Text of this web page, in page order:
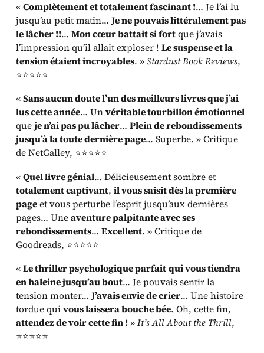
«Complètement et totalement fascinant !… Je l’ai lu
jusqu’au petit matin…Je ne pouvais littéralement pas
le lâcher !!…Mon cœur battait si fortque j’avais
l’impression qu’il allait exploser !Le suspense et la
tension étaient incroyables. »Stardust Book Reviews,
⭐⭐⭐⭐⭐
«Sans aucun doute l’un des meilleurs livres que j’ai
lus cette année… Unvéritable tourbillon émotionnel
queje n’ai pas pu lâcher…Plein de rebondissements
jusqu’à la toute dernière page… Superbe. » Critique
de NetGalley, ⭐⭐⭐⭐⭐
«Quel livre génial… Délicieusement sombre et
totalement captivant,il vous saisit dès la première
pageet vous perturbe l’esprit jusqu’aux dernières
pages… Uneaventure palpitante avec ses
rebondissements…Excellent. » Critique de
Goodreads, ⭐⭐⭐⭐⭐
«Le thriller psychologique parfaitqui vous tiendra
en haleine jusqu’au bout… Je pouvais sentir la
tension monter…J’avais envie de crier… Une histoire
tordue quivous laissera bouche bée. Oh, cette fin,
attendez de voir cette fin !»It’s All About the Thrill,
⭐⭐⭐⭐⭐